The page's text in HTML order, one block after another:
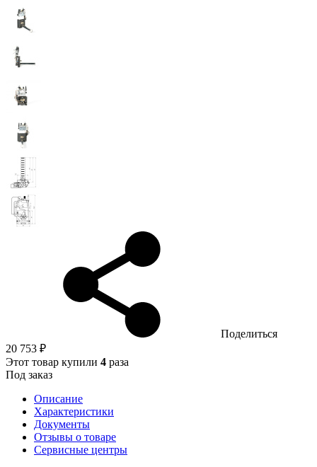
Поделиться
20 753 ₽
Этот товар купили 4 раза
Под заказ
Описание
Характеристики
Документы
Отзывы о товаре
Сервисные центры